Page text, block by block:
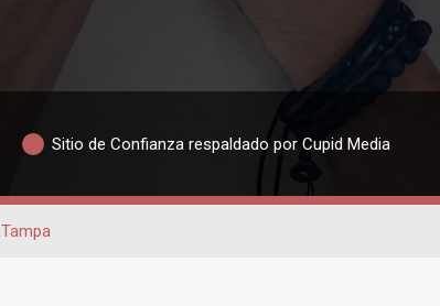
Sitio de Confianza respaldado por Cupid Media
Tampa